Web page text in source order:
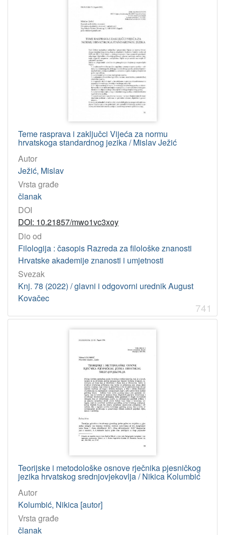
Teme rasprava i zaključci Vijeća za normu
hrvatskoga standardnog jezika / Mislav Ježić
Autor
Ježić, Mislav
Vrsta građe
članak
DOI
DOI: 10.21857/mwo1vc3xoy
Dio od
Filologija : časopis Razreda za filološke znanosti
Hrvatske akademije znanosti i umjetnosti
Svezak
Knj. 78 (2022) / glavni i odgovorni urednik August
Kovačec
741
Teorijske i metodološke osnove rječnika pjesničkog
jezika hrvatskog srednjovjekovlja / Nikica Kolumbić
Autor
Kolumbić, Nikica [autor]
Vrsta građe
članak